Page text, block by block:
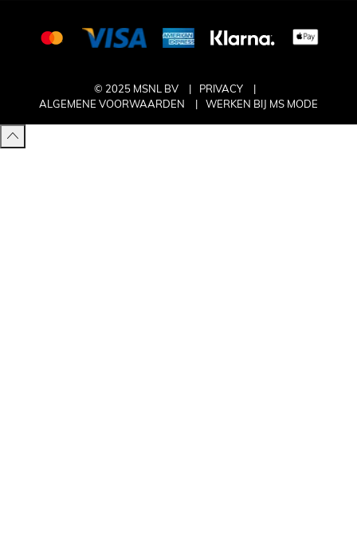
© 2025 MSNL BV
PRIVACY
ALGEMENE VOORWAARDEN
WERKEN BIJ MS MODE